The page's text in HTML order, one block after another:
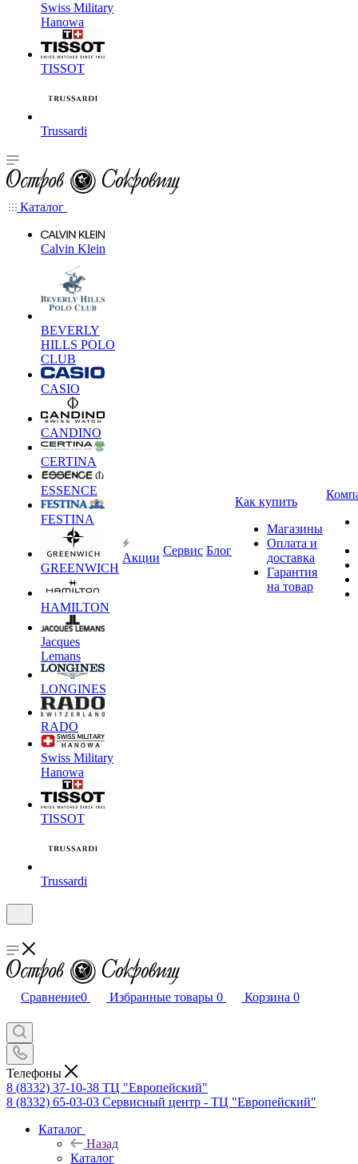
Swiss Military
Hanowa
TISSOT
Trussardi
Каталог
Calvin Klein
BEVERLY
HILLS POLO
CLUB
CASIO
CANDINO
CERTINA
ESSENCE
FESTINA
GREENWICH
HAMILTON
Jacques
Lemans
LONGINES
RADO
Swiss Military
Hanowa
TISSOT
Trussardi
Акции
Сервис Блог
Как купить
Магазины
Оплата и
доставка
Гарантия
на товар
Сравнение0 Избранные товары 0 Корзина 0
Телефоны
8 (8332) 37-10-38 ТЦ "Европейский"
8 (8332) 65-03-03 Сервисный центр - ТЦ "Европейский"
Каталог
Назад
Каталог